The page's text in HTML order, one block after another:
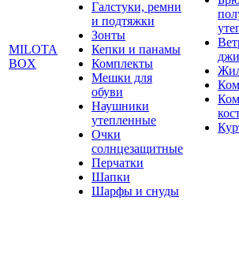
MILOTA
BOX
Галстуки, ремни
и подтяжки
Зонты
Кепки и панамы
Комплекты
Мешки для
обуви
Наушники
утепленные
Очки
солнцезащитные
Перчатки
Шапки
Шарфы и снуды